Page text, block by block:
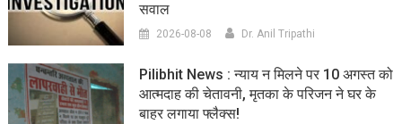
सवाल
2026-08-08 Dr. Anil Tripathi
Pilibhit News : न्याय न मिलने पर 10 अगस्त को
आत्मदाह की चेतावनी, मृतका के परिजन ने घर के
बाहर लगाया फ्लैक्स!